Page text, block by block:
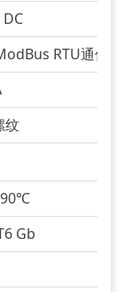
RTU通信
纹
Gb